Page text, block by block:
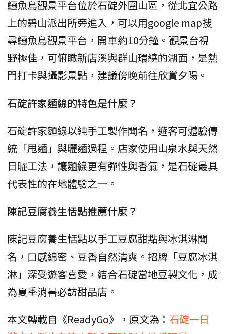
鱷魚島觀景平台位於石碇外圍山區，從北宜公路
上的碧山派出所旁進入，可以用google map搜
尋鱷魚島觀景平台，開車約10分鐘。觀景台視
野極佳，可俯瞰新店溪與群山環繞的湖面，是熱
門打卡與攝影景點，建議傍晚前往欣賞夕陽。
石碇許家麵線的特色是什麼？
石碇許家麵線以純手工製作聞名，遊客可體驗傳
統「甩麵」與曬麵過程。店家使用山泉水與天然
日曬工法，讓麵線更有彈性與香氣，是石碇最具
代表性的在地體驗之一。
陳記豆腐養生恬點推薦什麼？
陳記豆腐養生恬點以手工豆腐甜點與冰淇淋聞
名，口感綿密、豆香自然清爽。招牌「豆腐冰淇
淋」深受遊客喜愛，結合石碇當地豆製文化，成
為夏季消暑必訪甜品店。
本文轉載自《ReadyGo》，原文為： 石碇一日